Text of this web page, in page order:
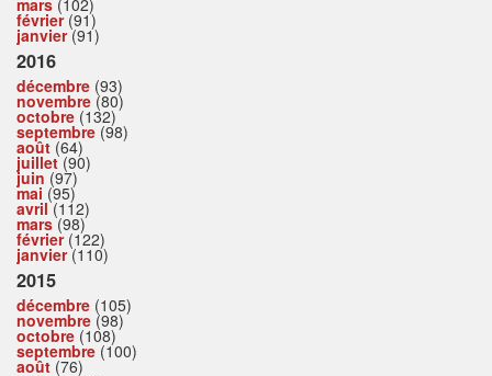
février(91)
janvier(91)
2016
décembre (93)
novembre (80)
octobre (132)
septembre (98)
août (64)
juillet(90)
juin (97)
mai (95)
avril(112)
mars(98)
février(122)
janvier(110)
2015
décembre (105)
novembre (98)
octobre (108)
septembre (100)
août (76)